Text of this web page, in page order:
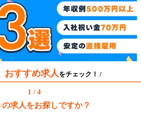
おすすめ求人 をチェック！ /
1 / 4
求人をお探しですか？